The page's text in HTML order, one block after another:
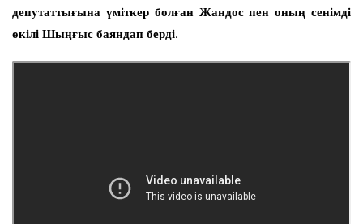
депутаттығына үміткер болған Жандос пен оның сенімді
өкілі Шыңғыс баяндап берді.